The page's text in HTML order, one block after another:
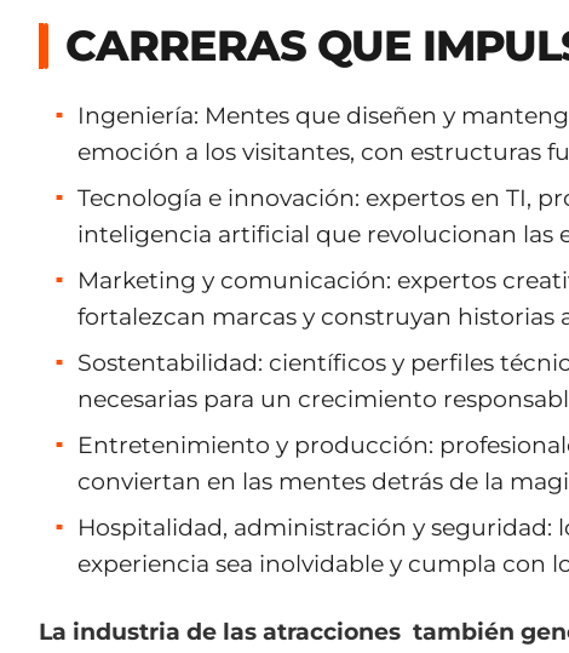
CARRERAS QUE
Ingeniería: Mentes que diseñen y
emoción a los visitantes, con estructuras
Tecnología e innovación: expertos en TI,
inteligencia artificial que revolucionan las
Marketing y comunicación: expertos
fortalezcan marcas y construyan historias
Sostentabilidad: científicos y perfiles
necesarias para un crecimiento
Entretenimiento y producción:
conviertan en las mentes detrás de la
Hospitalidad, administración y seguridad:
experiencia sea inolvidable y cumpla con
La industria de las atracciones también